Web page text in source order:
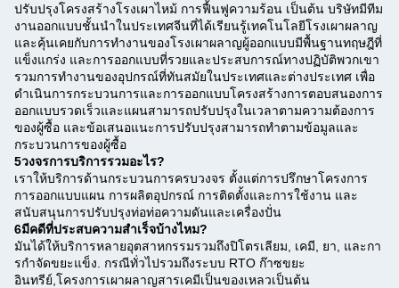
ปรับปรุงโครงสร้างโรงเผาไหม้ การฟื้นฟูความร้อน เป็นต้น บริษัทมีทีม
งานออกแบบชั้นนําในประเทศจีนที่ได้เรียนรู้เทคโนโลยีโรงเผาผลาญ
และคุ้นเคยกับการทํางานของโรงเผาผลาญผู้ออกแบบมีพื้นฐานทฤษฎีที่
แข็งแกร่ง และการออกแบบที่รวยและประสบการณ์ทางปฏิบัติพวกเขา
รวมการทํางานของอุปกรณ์ที่ทันสมัยในประเทศและต่างประเทศ เพื่อ
ดําเนินการกระบวนการและการออกแบบโครงสร้างการตอบสนองการ
ออกแบบรวดเร็วและแผนสามารถปรับปรุงในเวลาตามความต้องการ
ของผู้ซื้อ และข้อเสนอแนะการปรับปรุงสามารถทําตามข้อมูลและ
กระบวนการของผู้ซื้อ
5วงจรการบริการรวมอะไร?
เราให้บริการด้านกระบวนการครบวงจร ตั้งแต่การปรึกษาโครงการ
การออกแบบแผน การผลิตอุปกรณ์ การติดตั้งและการใช้งาน และ
สนับสนุนการปรับปรุงท่อท่อความดันและเครื่องปั่น
6มีคดีที่ประสบความสําเร็จบ้างไหม?
มันได้ให้บริการหลายอุตสาหกรรมรวมถึงปิโตรเลียม, เคมี, ยา, และกา
รกําจัดขยะแข็ง. กรณีทั่วไปรวมถึงระบบ RTO ก๊าซขยะ
อินทรีย์,โครงการเผาผลาญสารเคมีเป็นของเหลวเป็นต้น